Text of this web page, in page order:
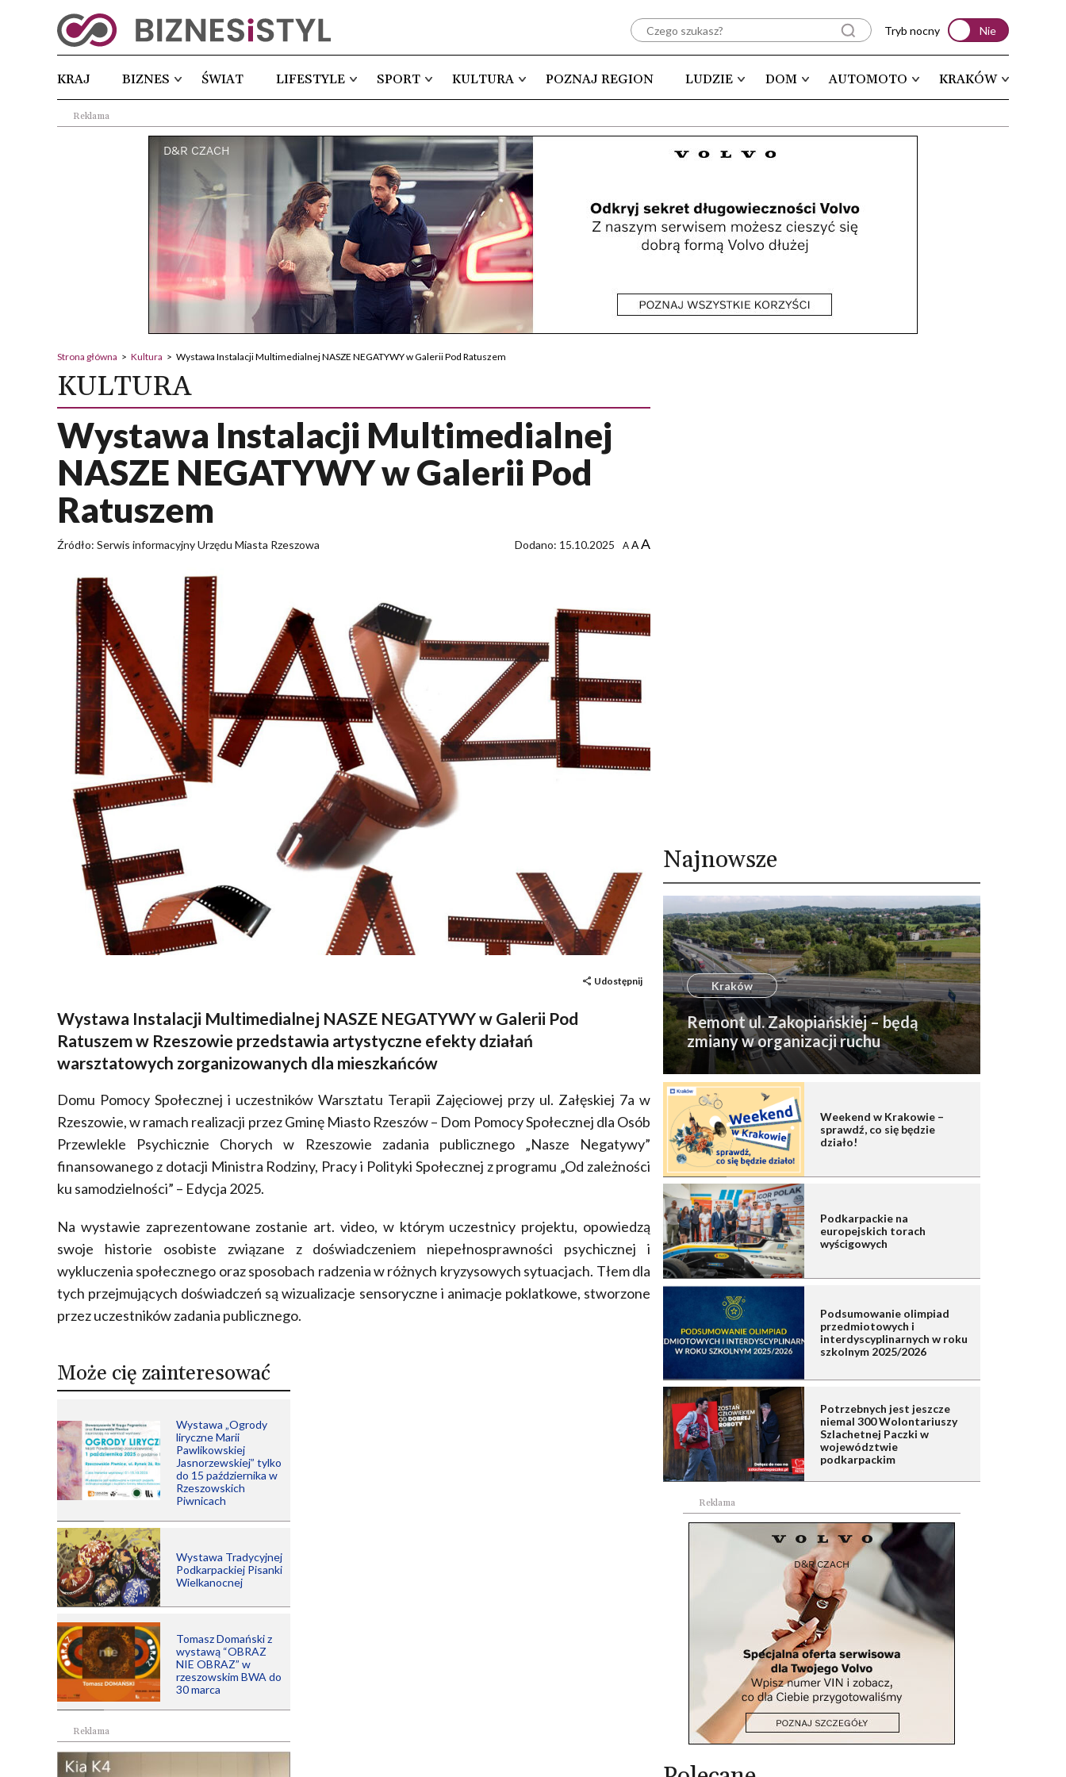
Tryb nocny Nie
KRAJ BIZNES ŚWIAT LIFESTYLE SPORT KULTURA POZNAJ REGION LUDZIE DOM AUTOMOTO KRAKÓW
Reklama
Strona główna > Kultura > Wystawa Instalacji Multimedialnej NASZE NEGATYWY w Galerii Pod Ratuszem
KULTURA
Wystawa Instalacji Multimedialnej
NASZE NEGATYWY w Galerii Pod
Ratuszem
Źródło: Serwis informacyjny Urzędu Miasta Rzeszowa Dodano: 15.10.2025 A AA
Udostępnij
Wystawa Instalacji Multimedialnej NASZE NEGATYWY w Galerii Pod
Ratuszem w Rzeszowie przedstawia artystyczne efekty działań
warsztatowych zorganizowanych dla mieszkańców
Domu Pomocy Społecznej i uczestników Warsztatu Terapii Zajęciowej przy ul. Załęskiej 7a w
Rzeszowie, w ramach realizacji przez Gminę Miasto Rzeszów – Dom Pomocy Społecznej dla Osób
Przewlekle Psychicznie Chorych w Rzeszowie zadania publicznego „Nasze Negatywy”
finansowanego z dotacji Ministra Rodziny, Pracy i Polityki Społecznej z programu „Od zależności
ku samodzielności” – Edycja 2025.
Na wystawie zaprezentowane zostanie art. video, w którym uczestnicy projektu, opowiedzą
swoje historie osobiste związane z doświadczeniem niepełnosprawności psychicznej i
wykluczenia społecznego oraz sposobach radzenia w różnych kryzysowych sytuacjach. Tłem dla
tych przejmujących doświadczeń są wizualizacje sensoryczne i animacje poklatkowe, stworzone
przez uczestników zadania publicznego.
Może cię zainteresować
Wystawa „Ogrody
liryczne Marii
Pawlikowskiej
Jasnorzewskiej” tylko
do 15 października w
Rzeszowskich
Piwnicach
Wystawa Tradycyjnej
Podkarpackiej Pisanki
Wielkanocnej
Tomasz Domański z
wystawą “OBRAZ
NIE OBRAZ” w
rzeszowskim BWA do
30 marca
Reklama
Najnowsze
Kraków
Remont ul. Zakopiańskiej – będą
zmiany w organizacji ruchu
Weekend w Krakowie –
sprawdź, co się będzie
działo!
Podkarpackie na
europejskich torach
wyścigowych
Podsumowanie olimpiad
przedmiotowych i
interdyscyplinarnych w roku
szkolnym 2025/2026
Potrzebnych jest jeszcze
niemal 300 Wolontariuszy
Szlachetnej Paczki w
województwie
podkarpackim
Reklama